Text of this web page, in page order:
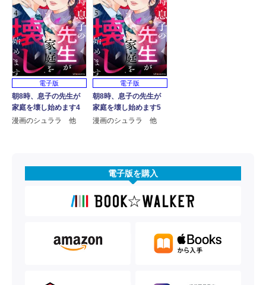
電子版
朝8時、息子の先生が
家庭を壊し始めます4
漫画のシュララ 他
電子版
朝8時、息子の先生が
家庭を壊し始めます5
漫画のシュララ 他
電子版を購入